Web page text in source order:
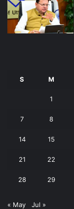
S M
1
7 8
14 15
21 22
28 29
« May Jul »